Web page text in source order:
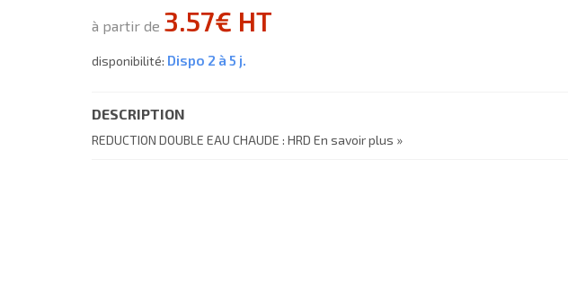
à partir de 3.57€ HT
disponibilité: Dispo 2 à 5 j.
DESCRIPTION
REDUCTION DOUBLE EAU CHAUDE : HRD En savoir plus »